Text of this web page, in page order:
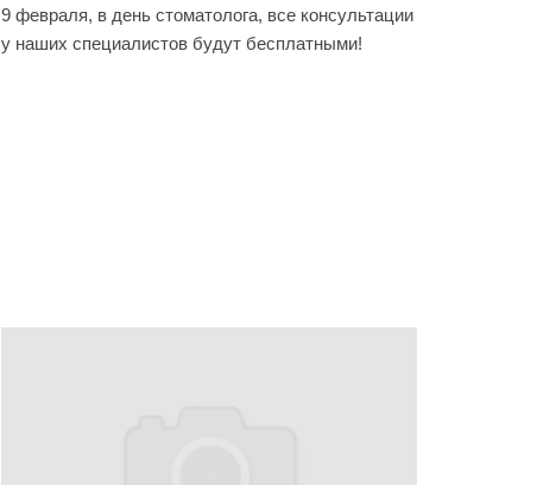
9 февраля, в день стоматолога, все консультации
у наших специалистов будут бесплатными!